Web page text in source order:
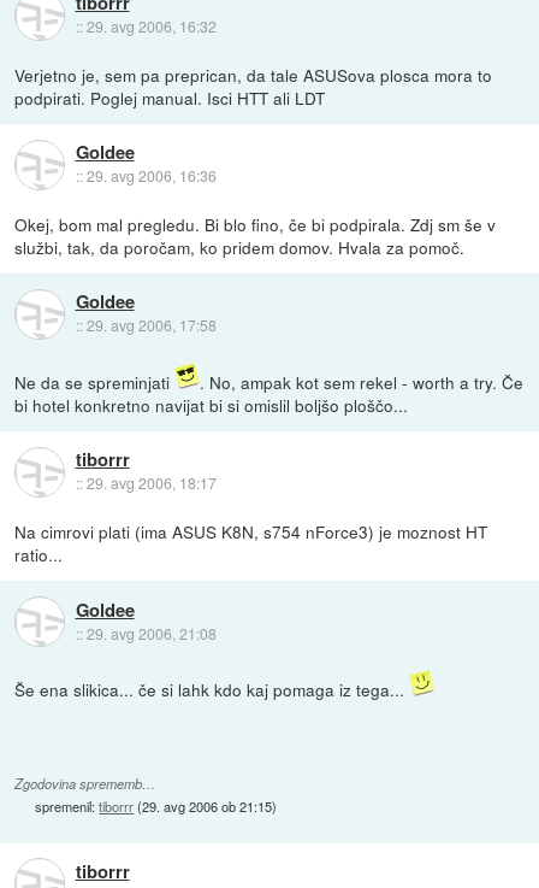
::29. avg 2006, 16:32
Verjetno je, sem pa preprican, da tale ASUSova plosca mora to
podpirati. Poglej manual. Isci HTT ali LDT
Goldee
::29. avg 2006, 16:36
Okej, bom mal pregledu. Bi blo fino, če bi podpirala. Zdj sm še v
službi, tak, da poročam, ko pridem domov. Hvala za pomoč.
Goldee
::29. avg 2006, 17:58
Ne da se spreminjati
. No, ampak kot sem rekel - worth a try. Če
bi hotel konkretno navijat bi si omislil boljšo ploščo...
tiborrr
::29. avg 2006, 18:17
Na cimrovi plati (ima ASUS K8N, s754 nForce3) je moznost HT
ratio...
Goldee
::29. avg 2006, 21:08
Še ena slikica... če si lahk kdo kaj pomaga iz tega...
Zgodovina sprememb…
spremenil:tiborrr(29. avg 2006 ob 21:15)
tiborrr